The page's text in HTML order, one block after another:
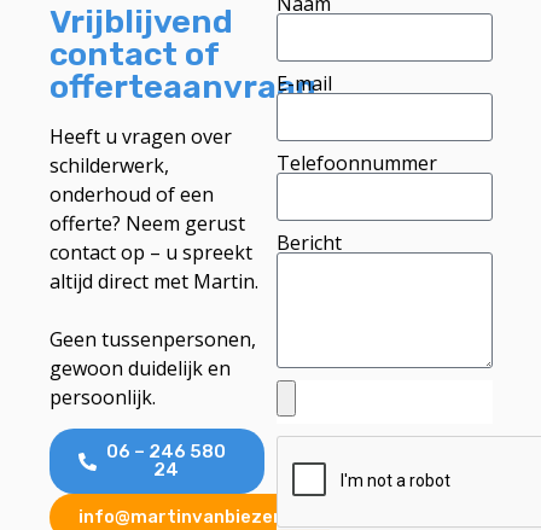
Vrijblijvend
contact of
offerteaanvraag
Heeft u vragen over
schilderwerk,
onderhoud of een
offerte? Neem gerust
contact op – u spreekt
altijd direct met Martin.
Geen tussenpersonen,
gewoon duidelijk en
persoonlijk.
06 – 246 580
24
info@martinvanbiezen.nl
E-mail
Telefoonnummer
Bericht